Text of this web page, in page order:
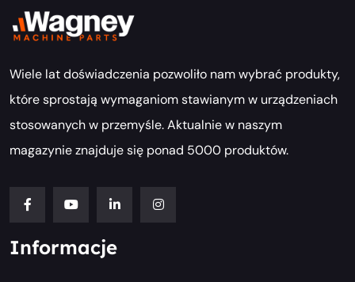
Wiele lat doświadczenia pozwoliło nam wybrać produkty,
które sprostają wymaganiom stawianym w urządzeniach
stosowanych w przemyśle. Aktualnie w naszym
magazynie znajduje się ponad 5000 produktów.
Informacje